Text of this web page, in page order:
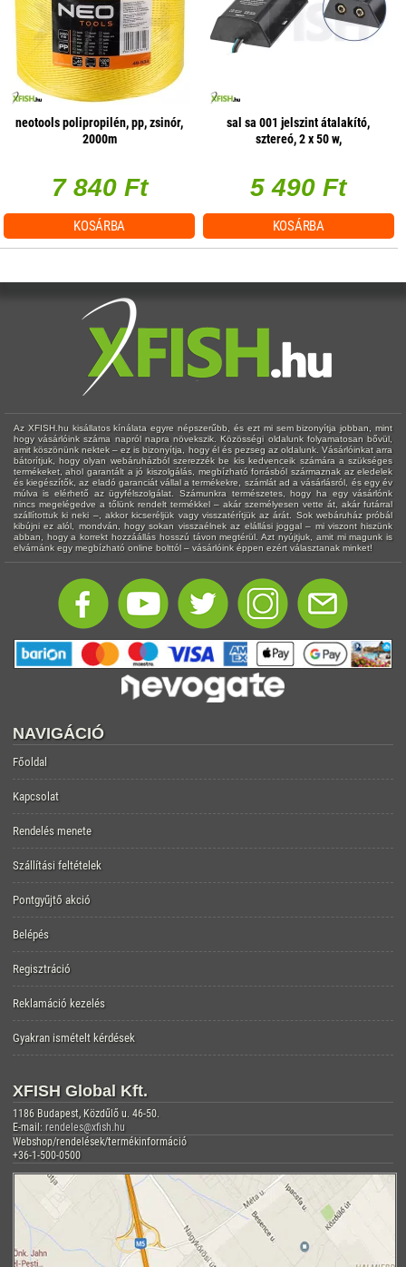
neotools polipropilén, pp, zsinór,
2000m
7 840 Ft
KOSÁRBA
sal sa 001 jelszint átalakító,
sztereó, 2 x 50 w,
5 490 Ft
KOSÁRBA
Az XFISH.hu kisállatos kínálata egyre népszerűbb, és ezt mi sem bizonyítja jobban, mint
hogy vásárlóink száma napról napra növekszik. Közösségi oldalunk folyamatosan bővül,
amit köszönünk nektek – ez is bizonyítja, hogy él és pezseg az oldalunk. Vásárlóinkat arra
bátorítjuk, hogy olyan webáruházból szerezzék be kis kedvenceik számára a szükséges
termékeket, ahol garantált a jó kiszolgálás, megbízható forrásból származnak az eledelek
és kiegészítők, az eladó garanciát vállal a termékekre, számlát ad a vásárlásról, és egy év
múlva is elérhető az ügyfélszolgálat. Számunkra természetes, hogy ha egy vásárlónk
nincs megelégedve a tőlünk rendelt termékkel – akár személyesen vette át, akár futárral
szállítottuk ki neki –, akkor kicseréljük vagy visszatérítjük az árát. Sok webáruház próbál
kibújni ez alól, mondván, hogy sokan visszaélnek az elállási joggal – mi viszont hiszünk
abban, hogy a korrekt hozzáállás hosszú távon megtérül. Azt nyújtjuk, amit mi magunk is
elvárnánk egy megbízható online bolttól – vásárlóink éppen ezért választanak minket!
NAVIGÁCIÓ
Főoldal
Kapcsolat
Rendelés menete
Szállítási feltételek
Pontgyűjtő akció
Belépés
Regisztráció
Reklamáció kezelés
Gyakran ismételt kérdések
XFISH Global Kft.
1186 Budapest, Közdűlő u. 46-50.
E-mail: rendeles@xfish.hu
Webshop/rendelések/termékinformáció
+36-1-500-0500